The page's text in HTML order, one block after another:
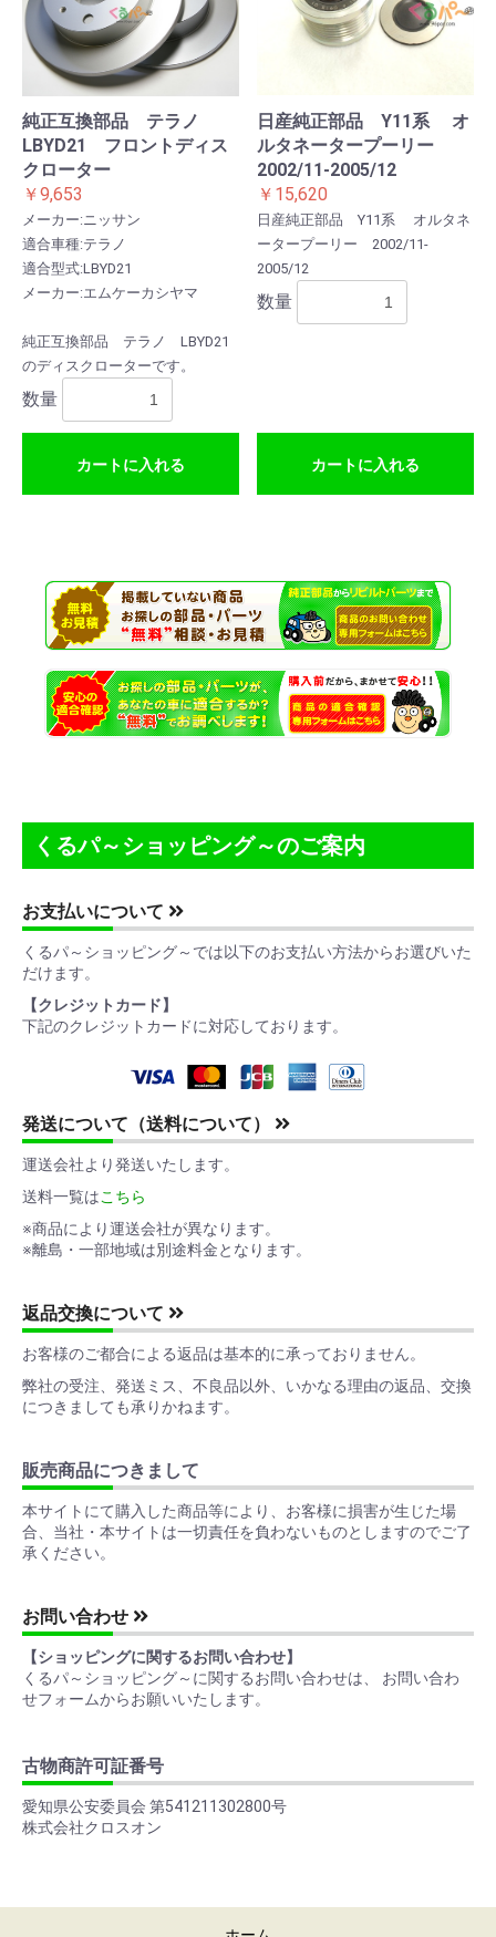
純正互換部品 テラノ
LBYD21 フロントディス
クローター
￥9,653
メーカー:ニッサン
適合車種:テラノ
適合型式:LBYD21
メーカー:エムケーカシヤマ
純正互換部品 テラノ LBYD21
のディスクローターです。
数量
カートに入れる
日産純正部品 Y11系 オ
ルタネータープーリー
2002/11-2005/12
￥15,620
日産純正部品 Y11系 オルタネ
ータープーリー 2002/11-
2005/12
数量
カートに入れる
お買い物を続ける カートへ進む
くるパ～ショッピング～のご案内
お支払いについて
くるパ～ショッピング～では以下のお支払い方法からお選びいた
だけます。
【クレジットカード】
下記のクレジットカードに対応しております。
発送について（送料について）
運送会社より発送いたします。
送料一覧はこちら
※商品により運送会社が異なります。
※離島・一部地域は別途料金となります。
返品交換について
お客様のご都合による返品は基本的に承っておりません。
弊社の受注、発送ミス、不良品以外、いかなる理由の返品、交換
につきましても承りかねます。
販売商品につきまして
本サイトにて購入した商品等により、お客様に損害が生じた場
合、当社・本サイトは一切責任を負わないものとしますのでご了
承ください。
お問い合わせ
【ショッピングに関するお問い合わせ】
くるパ～ショッピング～に関するお問い合わせは、 お問い合わ
せフォームからお願いいたします。
古物商許可証番号
愛知県公安委員会 第541211302800号
株式会社クロスオン